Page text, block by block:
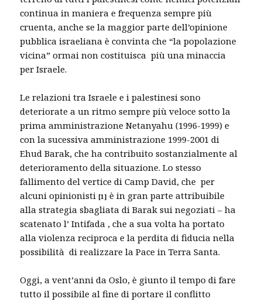
continua in maniera e frequenza sempre più
cruenta, anche se la maggior parte dell’opinione
pubblica israeliana è convinta che “la popolazione
vicina” ormai non costituisca più una minaccia
per Israele.
Le relazioni tra Israele e i palestinesi sono
deteriorate a un ritmo sempre più veloce sotto la
prima amministrazione Netanyahu (1996-1999) e
con la sucessiva amministrazione 1999-2001 di
Ehud Barak, che ha contribuito sostanzialmente al
deterioramento della situazione. Lo stesso
fallimento del vertice di Camp David, che per
alcuni opinionisti [1] è in gran parte attribuibile
alla strategia sbagliata di Barak sui negoziati – ha
scatenato l’ Intifada , che a sua volta ha portato
alla violenza reciproca e la perdita di fiducia nella
possibilità di realizzare la Pace in Terra Santa.
Oggi, a vent’anni da Oslo, è giunto il tempo di fare
tutto il possibile al fine di portare il conflitto